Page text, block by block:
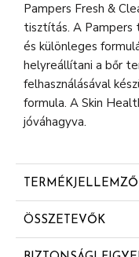
Pampers Fresh &
tisztítás. A Pampers
és különleges
helyreállítani a bőr
felhasználásával
formula. A Skin
jóváhagyva.
Nedves
A különleges
természetes
ÖSSZETEVŐK
Aqua